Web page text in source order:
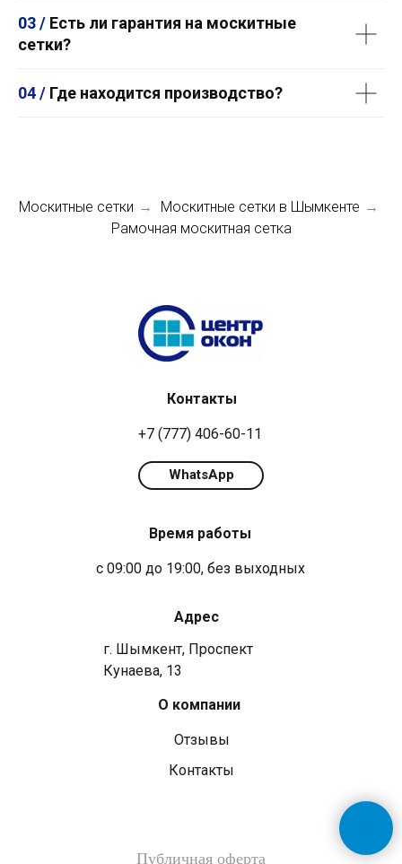
03 / Есть ли гарантия на москитные
сетки?
04 / Где находится производство?
Москитные сетки → Москитные сетки в Шымкенте →
Рамочная москитная сетка
+7 (777) 406-60-11
с 09:00 до 19:00, без выходных
Отзывы
Контакты
г. Шымкент, Проспект
Кунаева, 13
О компании
Адрес
Время работы
Контакты
WhatsApp
Публичная оферта